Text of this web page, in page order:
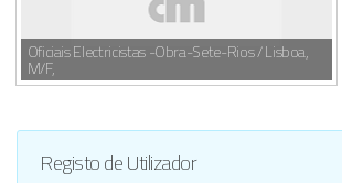
Oficiais Electricistas -Obra-Sete-Rios / Lisboa,
M/F,
Registo de Utilizador